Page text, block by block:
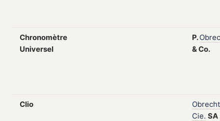
Chronomètre
Universel
P.
&Co.
Clio
Obrecht
Cie. SA